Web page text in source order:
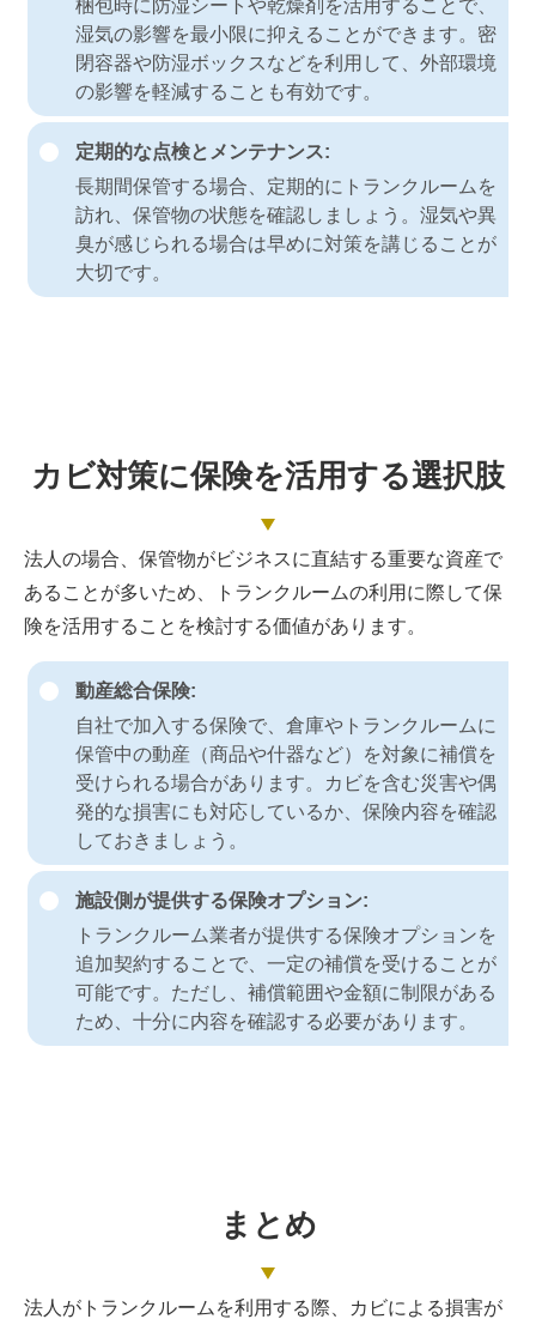
梱包時に防湿シートや乾燥剤を活用することで、
湿気の影響を最小限に抑えることができます。密
閉容器や防湿ボックスなどを利用して、外部環境
の影響を軽減することも有効です。
定期的な点検とメンテナンス:
長期間保管する場合、定期的にトランクルームを
訪れ、保管物の状態を確認しましょう。湿気や異
臭が感じられる場合は早めに対策を講じることが
大切です。
カビ対策に保険を活用する選択肢
法人の場合、保管物がビジネスに直結する重要な資産で
あることが多いため、トランクルームの利用に際して保
険を活用することを検討する価値があります。
動産総合保険:
自社で加入する保険で、倉庫やトランクルームに
保管中の動産（商品や什器など）を対象に補償を
受けられる場合があります。カビを含む災害や偶
発的な損害にも対応しているか、保険内容を確認
しておきましょう。
施設側が提供する保険オプション:
トランクルーム業者が提供する保険オプションを
追加契約することで、一定の補償を受けることが
可能です。ただし、補償範囲や金額に制限がある
ため、十分に内容を確認する必要があります。
まとめ
法人がトランクルームを利用する際、カビによる損害が